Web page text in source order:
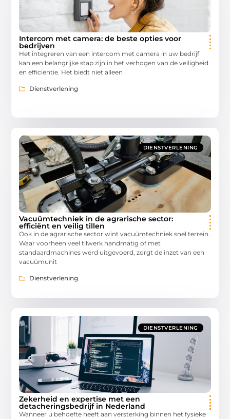
Intercom met camera: de beste opties voor
bedrijven
Het integreren van een intercom met camera in uw bedrijf
kan een belangrijke stap zijn in het verhogen van de veiligheid
en efficiëntie. Het biedt niet alleen
Dienstverlening
DIENSTVERLENING
Vacuümtechniek in de agrarische sector:
efficiënt en veilig tillen
Ook in de agrarische sector wint vacuümtechniek snel terrein.
Waar voorheen veel tilwerk handmatig of met
standaardmachines werd uitgevoerd, zorgt de inzet van een
vacuümunit
Dienstverlening
DIENSTVERLENING
Zekerheid en expertise met een
detacheringsbedrijf in Nederland
Wanneer u behoefte heeft aan versterking binnen het fysieke